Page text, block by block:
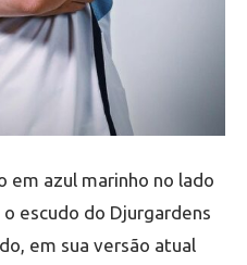
em azul marinho no lado
escudo do Djurgardens
em sua versão atual